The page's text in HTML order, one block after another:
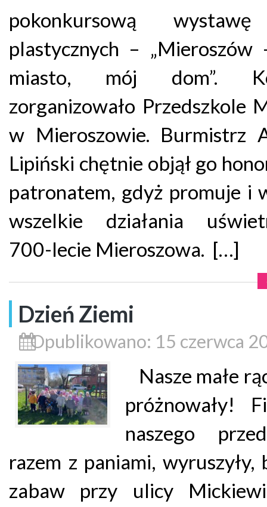
pokonkursową
plastycznych – „Mieroszów
miasto, mój dom”.
zorganizowało Przedszkole
w Mieroszowie. Burmistrz
Lipiński chętnie objął go
patronatem, gdyż promuje i
wszelkie działania
700-lecie Mieroszowa. […]
Dzień Ziemi
Opublikowano: 15 czerwca
Nasze małe
próżnowały!
naszego
razem z paniami, wyruszyły,
zabaw przy ulicy